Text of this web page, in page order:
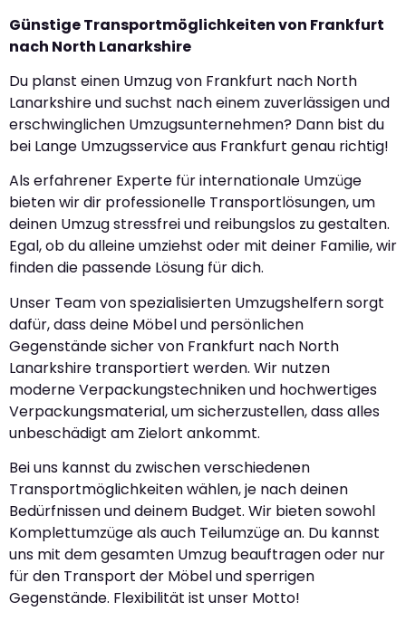
Günstige Transportmöglichkeiten von Frankfurt
nach North Lanarkshire
Du planst einen Umzug von Frankfurt nach North
Lanarkshire und suchst nach einem zuverlässigen und
erschwinglichen Umzugsunternehmen? Dann bist du
bei Lange Umzugsservice aus Frankfurt genau richtig!
Als erfahrener Experte für internationale Umzüge
bieten wir dir professionelle Transportlösungen, um
deinen Umzug stressfrei und reibungslos zu gestalten.
Egal, ob du alleine umziehst oder mit deiner Familie, wir
finden die passende Lösung für dich.
Unser Team von spezialisierten Umzugshelfern sorgt
dafür, dass deine Möbel und persönlichen
Gegenstände sicher von Frankfurt nach North
Lanarkshire transportiert werden. Wir nutzen
moderne Verpackungstechniken und hochwertiges
Verpackungsmaterial, um sicherzustellen, dass alles
unbeschädigt am Zielort ankommt.
Bei uns kannst du zwischen verschiedenen
Transportmöglichkeiten wählen, je nach deinen
Bedürfnissen und deinem Budget. Wir bieten sowohl
Komplettumzüge als auch Teilumzüge an. Du kannst
uns mit dem gesamten Umzug beauftragen oder nur
für den Transport der Möbel und sperrigen
Gegenstände. Flexibilität ist unser Motto!